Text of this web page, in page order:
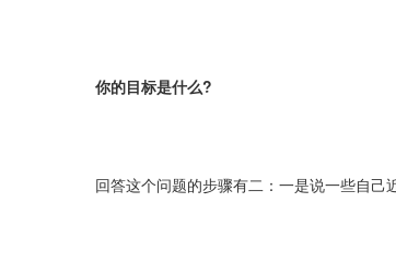
你的目标是什么?
回答这个问题的步骤有二：一是说一些自己